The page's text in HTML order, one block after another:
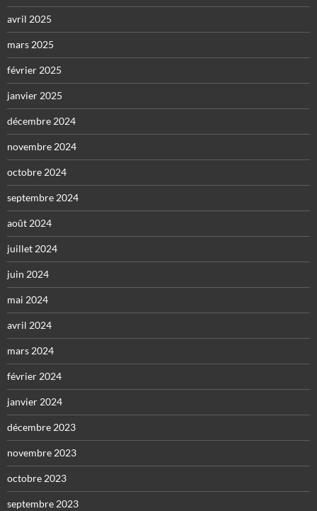
avril 2025
mars 2025
février 2025
janvier 2025
décembre 2024
novembre 2024
octobre 2024
septembre 2024
août 2024
juillet 2024
juin 2024
mai 2024
avril 2024
mars 2024
février 2024
janvier 2024
décembre 2023
novembre 2023
octobre 2023
septembre 2023